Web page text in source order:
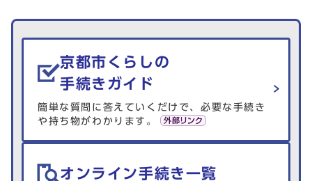
生活情報を探す
京都市くらしの
手続きガイド
簡単な質問に答えていくだけで、必要な手続き
や持ち物がわかります。
オンライン手続き一覧